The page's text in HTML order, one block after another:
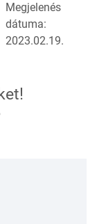
Megjelenés
dátuma:
2023.02.19.